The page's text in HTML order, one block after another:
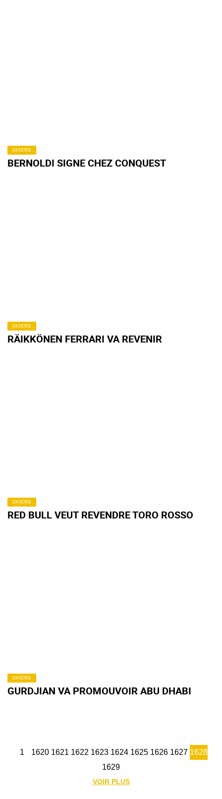
DIVERS
BERNOLDI SIGNE CHEZ CONQUEST
DIVERS
RÄIKKÖNEN FERRARI VA REVENIR
DIVERS
RED BULL VEUT REVENDRE TORO ROSSO
DIVERS
GURDJIAN VA PROMOUVOIR ABU DHABI
1 1620 1621 1622 1623 1624 1625 1626 1627 1628
1629
VOIR PLUS